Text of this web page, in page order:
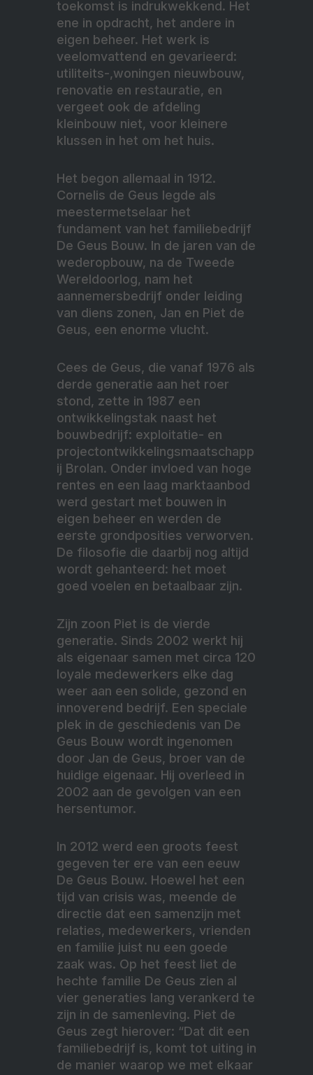
toekomst is indrukwekkend. Het
ene in opdracht, het andere in
eigen beheer. Het werk is
veelomvattend en gevarieerd:
utiliteits-,woningen nieuwbouw,
renovatie en restauratie, en
vergeet ook de afdeling
kleinbouw niet, voor kleinere
klussen in het om het huis.
Het begon allemaal in 1912.
Cornelis de Geus legde als
meestermetselaar het
fundament van het familiebedrijf
De Geus Bouw. In de jaren van de
wederopbouw, na de Tweede
Wereldoorlog, nam het
aannemersbedrijf onder leiding
van diens zonen, Jan en Piet de
Geus, een enorme vlucht.
Cees de Geus, die vanaf 1976 als
derde generatie aan het roer
stond, zette in 1987 een
ontwikkelingstak naast het
bouwbedrijf: exploitatie- en
projectontwikkelingsmaatschapp
ij Brolan. Onder invloed van hoge
rentes en een laag marktaanbod
werd gestart met bouwen in
eigen beheer en werden de
eerste grondposities verworven.
De filosofie die daarbij nog altijd
wordt gehanteerd: het moet
goed voelen en betaalbaar zijn.
Zijn zoon Piet is de vierde
generatie. Sinds 2002 werkt hij
als eigenaar samen met circa 120
loyale medewerkers elke dag
weer aan een solide, gezond en
innoverend bedrijf. Een speciale
plek in de geschiedenis van De
Geus Bouw wordt ingenomen
door Jan de Geus, broer van de
huidige eigenaar. Hij overleed in
2002 aan de gevolgen van een
hersentumor.
In 2012 werd een groots feest
gegeven ter ere van een eeuw
De Geus Bouw. Hoewel het een
tijd van crisis was, meende de
directie dat een samenzijn met
relaties, medewerkers, vrienden
en familie juist nu een goede
zaak was. Op het feest liet de
hechte familie De Geus zien al
vier generaties lang verankerd te
zijn in de samenleving. Piet de
Geus zegt hierover: “Dat dit een
familiebedrijf is, komt tot uiting in
de manier waarop we met elkaar